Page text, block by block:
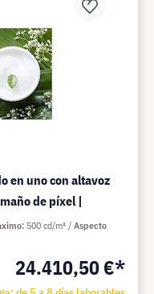
en uno con altavoz
de píxel |
24.410,50 €*
500 cd/m²
Aspecto